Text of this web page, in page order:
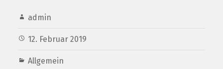
admin
12. Februar 2019
Allgemein